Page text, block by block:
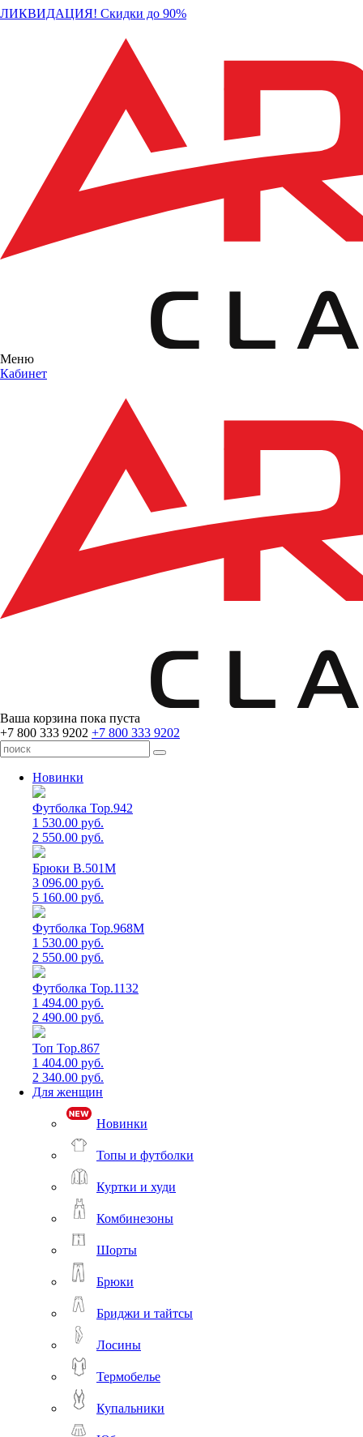
ЛИКВИДАЦИЯ! Скидки до 90%
Меню
Кабинет
Ваша корзина пока пуста
+7 800 333 9202 +7 800 333 9202
Новинки
Футболка Top.942
1 530.00 руб.
2 550.00 руб.
Брюки B.501M
3 096.00 руб.
5 160.00 руб.
Футболка Top.968M
1 530.00 руб.
2 550.00 руб.
Футболка Top.1132
1 494.00 руб.
2 490.00 руб.
Топ Top.867
1 404.00 руб.
2 340.00 руб.
Для женщин
Новинки
Топы и футболки
Куртки и худи
Комбинезоны
Шорты
Брюки
Бриджи и тайтсы
Лосины
Термобелье
Купальники